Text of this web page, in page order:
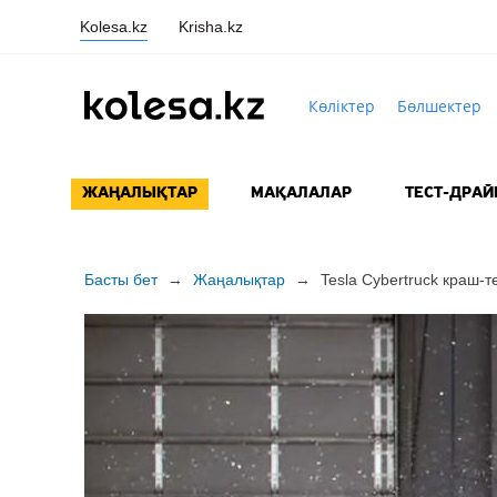
Kolesa.kz Krisha.kz
Көліктер Бөлшектер
ЖАҢАЛЫҚТАР МАҚАЛАЛАР ТЕСТ-
Басты бет → Жаңалықтар → Tesla Cybertruck краш-